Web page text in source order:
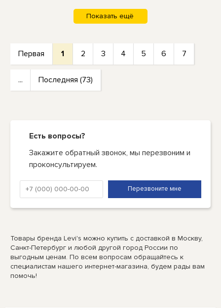
Первая 1 2 3 4 5 6 7
... Последняя (73)
Есть вопросы?
Закажите обратный звонок, мы перезвоним и
проконсультируем.
Товары бренда Levi's можно купить с доставкой в Москву,
Санкт-Петербург и любой другой город России по
выгодным ценам. По всем вопросам обращайтесь к
специалистам нашего интернет-магазина, будем рады вам
помочь!